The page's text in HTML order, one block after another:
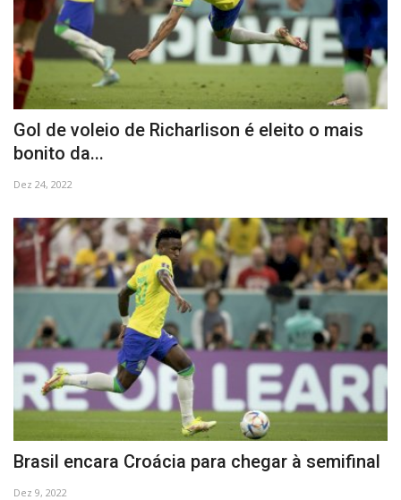
Gol de voleio de Richarlison é eleito o mais
bonito da...
Dez 24, 2022
Brasil encara Croácia para chegar à semifinal
Dez 9, 2022